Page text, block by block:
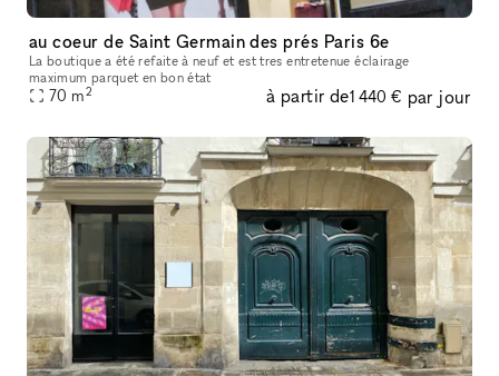
au coeur de Saint Germain des prés Paris 6e
La boutique a été refaite à neuf et est tres entretenue éclairage
maximum parquet en bon état
70 m2 à partir de1 440 € par jour